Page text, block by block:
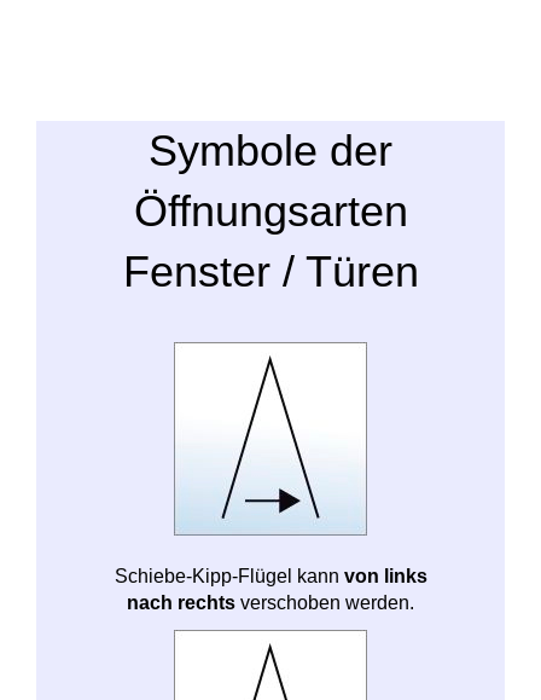
Symbole der
Öffnungsarten
Fenster / Türen
Schiebe-Kipp-Flügel kann von links
nach rechts verschoben werden.